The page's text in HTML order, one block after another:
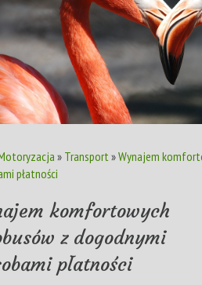
» Transport »Wynajem
płatności
komfortowych
z dogodnymi
płatności